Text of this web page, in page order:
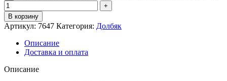
В корзину
Артикул: 7647 Категория: Долбяк
Описание
Доставка и оплата
Описание